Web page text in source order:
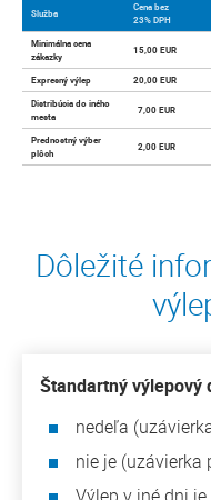
Služba
Cena bez
23% DPH
Minimálna cena
zákazky
15,00 EUR
Expresný výlep 20,00 EUR
Distribúcia do iného
mesta
7,00 EUR
Prednostný výber
plôch
2,00 EUR
Dôležité
Štandartný výlepový
nedeľa
nie je (uzávierka